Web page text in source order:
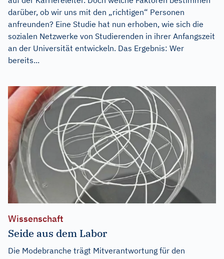
darüber, ob wir uns mit den „richtigen“ Personen
anfreunden? Eine Studie hat nun erhoben, wie sich die
sozialen Netzwerke von Studierenden in ihrer Anfangszeit
an der Universität entwickeln. Das Ergebnis: Wer
bereits...
Wissenschaft
Seide aus dem Labor
Die Modebranche trägt Mitverantwortung für den